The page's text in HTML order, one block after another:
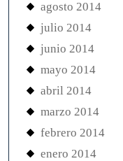
agosto 2014
julio 2014
junio 2014
mayo 2014
abril 2014
marzo 2014
febrero 2014
enero 2014